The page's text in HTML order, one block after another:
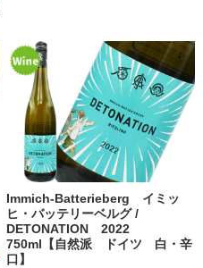
Immich-Batterieberg イミッ
ヒ・バッテリーベルグ /
DETONATION 2022
750ml【自然派 ドイツ 白・辛
口】